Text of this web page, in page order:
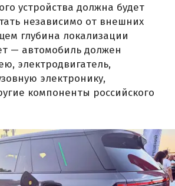
устройства должна будет
независимо от внешних
глубина локализации
— автомобиль должен
электродвигатель,
электронику,
компоненты российского